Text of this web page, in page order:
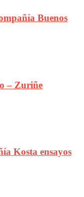
Buenos
– Zuriñe
Kosta ensayos